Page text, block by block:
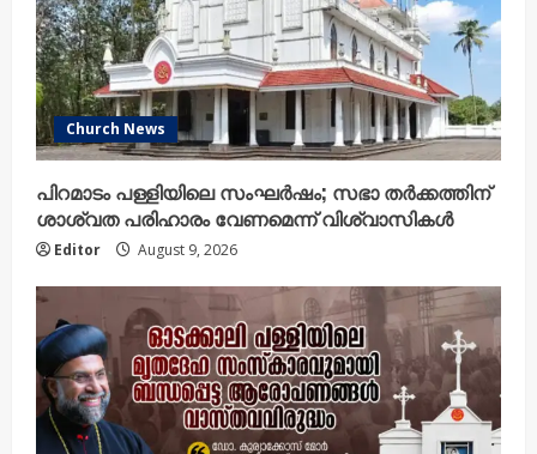
Church News
പിറമാടം പള്ളിയിലെ സംഘർഷം; സഭാ തർക്കത്തിന്
ശാശ്വത പരിഹാരം വേണമെന്ന് വിശ്വാസികൾ
Editor August 9, 2026